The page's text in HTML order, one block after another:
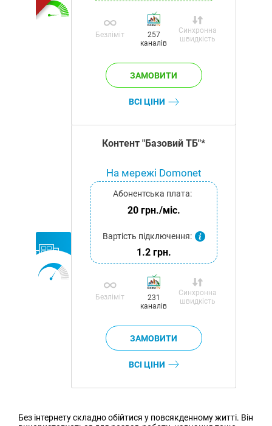
Безліміт
257
каналів
Синхронна
швидкість
ВСІ ЦІНИ
Контент "Базовий ТБ"*
На мережі Domonet
Абонентська плата:
20 грн./міс.
Вартість підключення:
1.2 грн.
Безліміт
231
каналів
Синхронна
швидкість
ВСІ ЦІНИ
Без інтернету складно обійтися у повсякденному житті. Він